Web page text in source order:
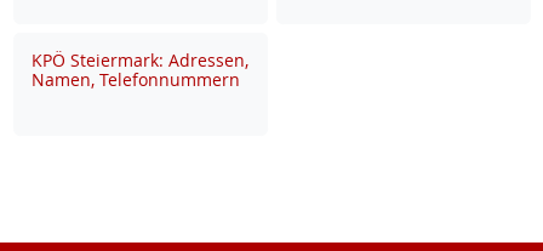
KPÖ Steiermark: Adressen,
Namen, Telefonnummern